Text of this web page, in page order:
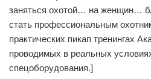
заняться охотой… на женщин…
стать профессиональным
практических пикап тренингах
проводимых в реальных
спецоборудования.]